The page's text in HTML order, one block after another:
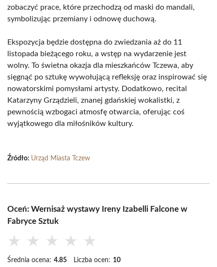
zobaczyć prace, które przechodzą od maski do mandali,
symbolizując przemiany i odnowę duchową.
Ekspozycja będzie dostępna do zwiedzania aż do 11
listopada bieżącego roku, a wstęp na wydarzenie jest
wolny. To świetna okazja dla mieszkańców Tczewa, aby
sięgnąć po sztukę wywołującą refleksję oraz inspirować się
nowatorskimi pomysłami artysty. Dodatkowo, recital
Katarzyny Grządzieli, znanej gdańskiej wokalistki, z
pewnością wzbogaci atmosfę otwarcia, oferując coś
wyjątkowego dla miłośników kultury.
Źródło: Urząd Miasta Tczew
Oceń: Wernisaż wystawy Ireny Izabelli Falcone w
Fabryce Sztuk
★ ★ ★ ★ ★
Średnia ocena: 4.85 Liczba ocen: 10